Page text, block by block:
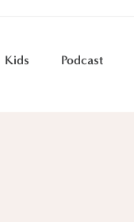
Kids Podcast